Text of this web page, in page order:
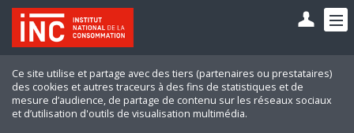
Ce site utilise et partage avec des tiers (partenaires ou prestataires)
des cookies et autres traceurs à des fins de statistiques et de
mesure d’audience, de partage de contenu sur les réseaux sociaux
et d’utilisation d'outils de visualisation multimédia.